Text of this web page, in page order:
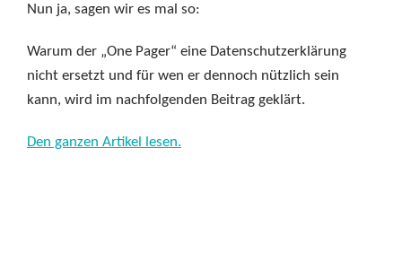
Nun ja, sagen wir es mal so:
Warum der „One Pager“ eine Datenschutzerklärung
nicht ersetzt und für wen er dennoch nützlich sein
kann, wird im nachfolgenden Beitrag geklärt.
Den ganzen Artikel lesen.